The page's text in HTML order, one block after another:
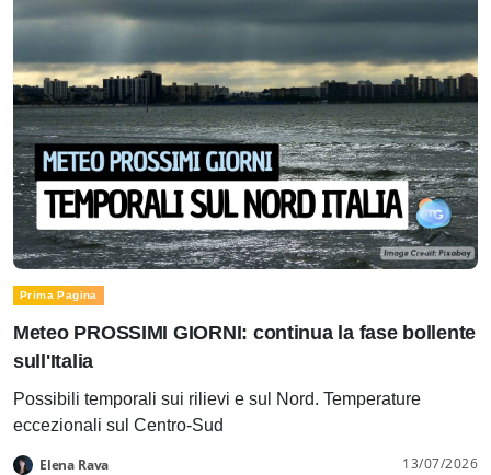
Prima Pagina
Meteo PROSSIMI GIORNI: continua la fase bollente
sull'Italia
Possibili temporali sui rilievi e sul Nord. Temperature
eccezionali sul Centro-Sud
Elena Rava 13/07/2026